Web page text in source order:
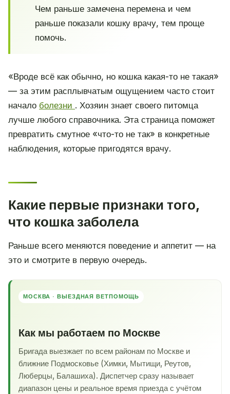
Чем раньше замечена перемена и чем
раньше показали кошку врачу, тем проще
помочь.
«Вроде всё как обычно, но кошка какая-то не такая»
— за этим расплывчатым ощущением часто стоит
начало болезни . Хозяин знает своего питомца
лучше любого справочника. Эта страница поможет
превратить смутное «что-то не так» в конкретные
наблюдения, которые пригодятся врачу.
Какие первые признаки того,
что кошка заболела
Раньше всего меняются поведение и аппетит — на
это и смотрите в первую очередь.
МОСКВА · ВЫЕЗДНАЯ ВЕТПОМОЩЬ
Как мы работаем по Москве
Бригада выезжает по всем районам по Москве и
ближние Подмосковье (Химки, Мытищи, Реутов,
Люберцы, Балашиха). Диспетчер сразу называет
диапазон цены и реальное время приезда с учётом